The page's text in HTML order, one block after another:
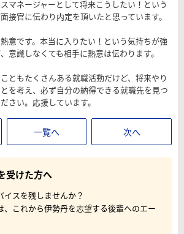
マネージャーとして将来こうしたい！という
接官に伝わり内定を頂いたと思っています。
意です。本当に入りたい！という気持ちが強
意識しなくても相手に熱意は伝わります。
ともたくさんある就職活動だけど、将来やり
を考え、必ず自分の納得できる就職先を見つ
さい。応援しています。
一覧へ 次へ
受けた方へ
スを残しませんか？
、これから伊勢丹を志望する後輩へのエー